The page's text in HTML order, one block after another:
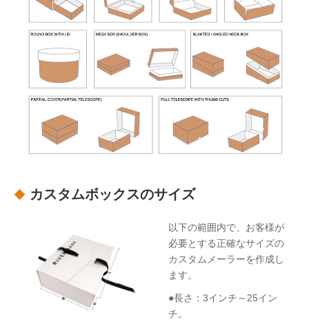
カスタムボックスのサイズ
以下の範囲内で、お客様が
必要とする正確なサイズの
カスタムメーラーを作成し
ます。
●長さ：3インチ～25イン
チ。